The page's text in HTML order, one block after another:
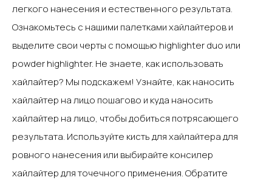
легкого нанесения и естественного результата.
Ознакомьтесь с нашими палетками хайлайтеров и
выделите свои черты с помощью highlighter duo или
powder highlighter.‍ Не знаете, как использовать
хайлайтер? Мы подскажем! Узнайте, как наносить
хайлайтер на лицо пошагово и куда наносить
хайлайтер на лицо, чтобы добиться потрясающего
результата. Используйте кисть для хайлайтера для
ровного нанесения или выбирайте консилер
хайлайтер для точечного применения.‍ Обратите